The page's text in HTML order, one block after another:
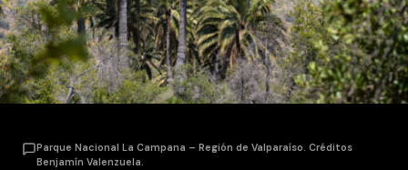
Parque Nacional La Campana – Región de Valparaíso. Créditos
Benjamín Valenzuela.